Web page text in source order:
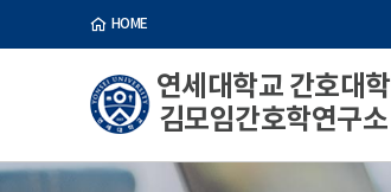
HOME
연세대학교 간호대학
김모임간호학연구소